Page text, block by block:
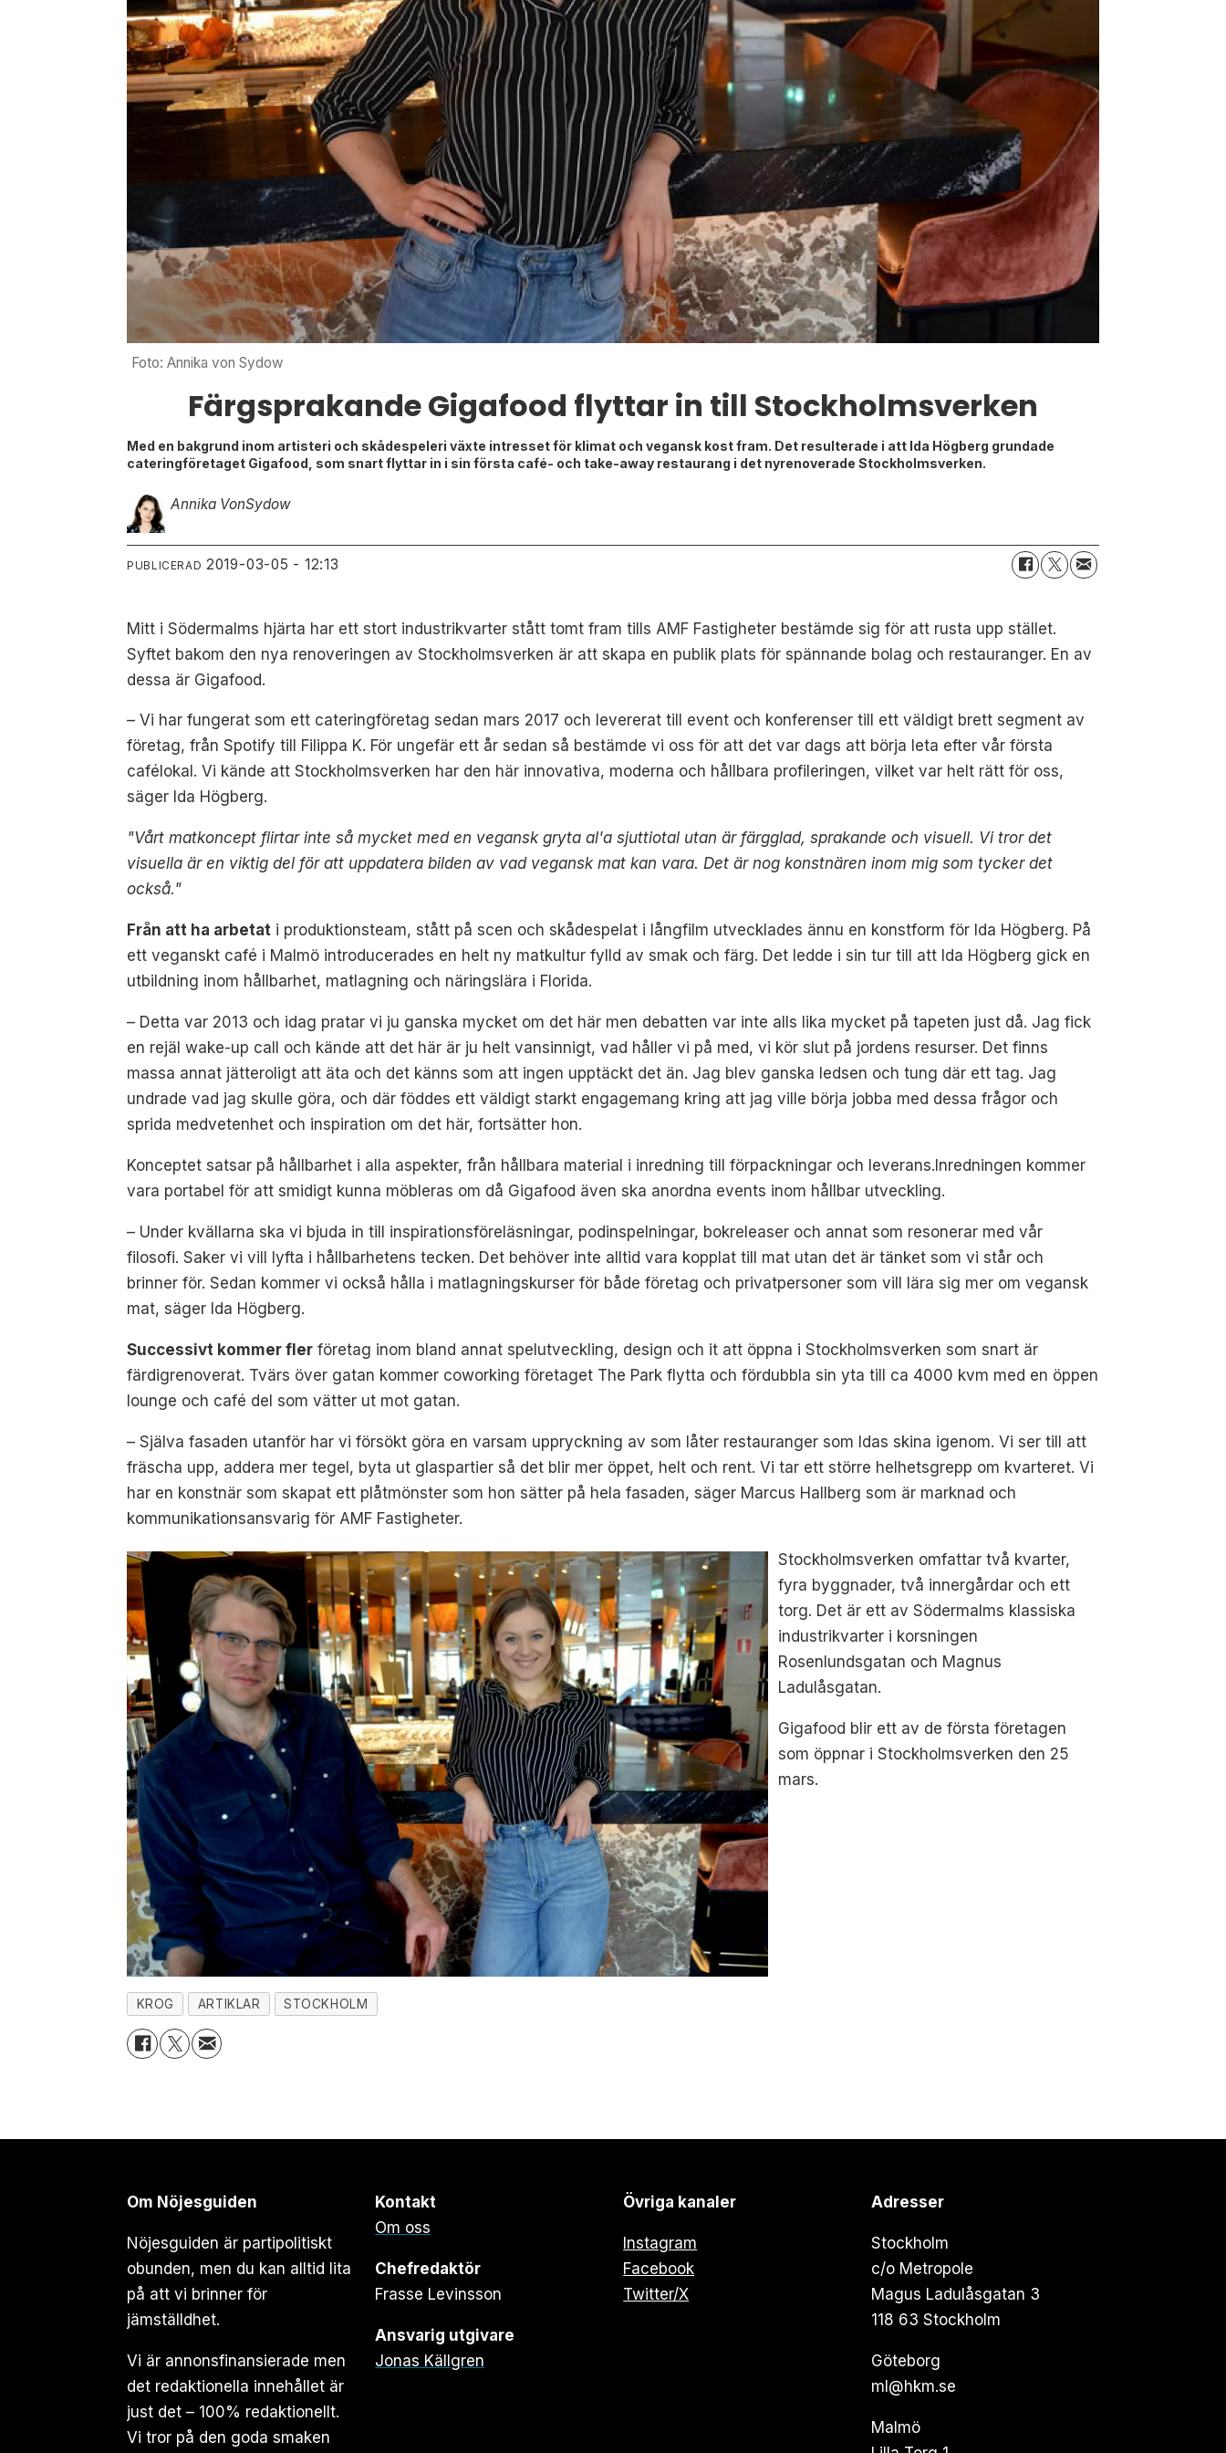
Foto: Annika von Sydow
Färgsprakande Gigafood flyttar in till Stockholmsverken
Med en bakgrund inom artisteri och skådespeleri växte intresset för klimat och vegansk kost fram. Det resulterade i att Ida Högberg grundade
cateringföretaget Gigafood, som snart flyttar in i sin första café- och take-away restaurang i det nyrenoverade Stockholmsverken.
Annika VonSydow
PUBLICERAD 2019-03-05 - 12:13
Mitt i Södermalms hjärta har ett stort industrikvarter stått tomt fram tills AMF Fastigheter bestämde sig för att rusta upp stället.
Syftet bakom den nya renoveringen av Stockholmsverken är att skapa en publik plats för spännande bolag och restauranger. En av
dessa är Gigafood.
– Vi har fungerat som ett cateringföretag sedan mars 2017 och levererat till event och konferenser till ett väldigt brett segment av
företag, från Spotify till Filippa K. För ungefär ett år sedan så bestämde vi oss för att det var dags att börja leta efter vår första
cafélokal. Vi kände att Stockholmsverken har den här innovativa, moderna och hållbara profileringen, vilket var helt rätt för oss,
säger Ida Högberg.
"Vårt matkoncept flirtar inte så mycket med en vegansk gryta al'a sjuttiotal utan är färgglad, sprakande och visuell. Vi tror det
visuella är en viktig del för att uppdatera bilden av vad vegansk mat kan vara. Det är nog konstnären inom mig som tycker det
också."
Från att ha arbetat i produktionsteam, stått på scen och skådespelat i långfilm utvecklades ännu en konstform för Ida Högberg. På
ett veganskt café i Malmö introducerades en helt ny matkultur fylld av smak och färg. Det ledde i sin tur till att Ida Högberg gick en
utbildning inom hållbarhet, matlagning och näringslära i Florida.
– Detta var 2013 och idag pratar vi ju ganska mycket om det här men debatten var inte alls lika mycket på tapeten just då. Jag fick
en rejäl wake-up call och kände att det här är ju helt vansinnigt, vad håller vi på med, vi kör slut på jordens resurser. Det finns
massa annat jätteroligt att äta och det känns som att ingen upptäckt det än. Jag blev ganska ledsen och tung där ett tag. Jag
undrade vad jag skulle göra, och där föddes ett väldigt starkt engagemang kring att jag ville börja jobba med dessa frågor och
sprida medvetenhet och inspiration om det här, fortsätter hon.
Konceptet satsar på hållbarhet i alla aspekter, från hållbara material i inredning till förpackningar och leverans. Inredningen kommer
vara portabel för att smidigt kunna möbleras om då Gigafood även ska anordna events inom hållbar utveckling.
– Under kvällarna ska vi bjuda in till inspirationsföreläsningar, podinspelningar, bokreleaser och annat som resonerar med vår
filosofi. Saker vi vill lyfta i hållbarhetens tecken. Det behöver inte alltid vara kopplat till mat utan det är tänket som vi står och
brinner för. Sedan kommer vi också hålla i matlagningskurser för både företag och privatpersoner som vill lära sig mer om vegansk
mat, säger Ida Högberg.
Successivt kommer fler företag inom bland annat spelutveckling, design och it att öppna i Stockholmsverken som snart är
färdigrenoverat. Tvärs över gatan kommer coworking företaget The Park flytta och fördubbla sin yta till ca 4000 kvm med en öppen
lounge och café del som vätter ut mot gatan.
– Själva fasaden utanför har vi försökt göra en varsam uppryckning av som låter restauranger som Idas skina igenom. Vi ser till att
fräscha upp, addera mer tegel, byta ut glaspartier så det blir mer öppet, helt och rent.Vi tar ett större helhetsgrepp om kvarteret. Vi
har en konstnär som skapat ett plåtmönster som hon sätter på hela fasaden, säger Marcus Hallberg som är marknad och
kommunikationsansvarig för AMF Fastigheter.
Stockholmsverken omfattar två kvarter,
fyra byggnader, två innergårdar och ett
torg. Det är ett av Södermalms klassiska
industrikvarter i korsningen
Rosenlundsgatan och Magnus
Ladulåsgatan.
Gigafood blir ett av de första företagen
som öppnar i Stockholmsverken den 25
mars.
KROG ARTIKLAR STOCKHOLM
Om Nöjesguiden
Nöjesguiden är partipolitiskt
obunden, men du kan alltid lita
på att vi brinner för
jämställdhet.
Vi är annonsfinansierade men
det redaktionella innehållet är
just det – 100% redaktionellt.
Vi tror på den goda smaken
Kontakt
Om oss
Chefredaktör
Frasse Levinsson
Ansvarig utgivare
Jonas Källgren
Övriga kanaler
Instagram
Facebook
Twitter/X
Adresser
Stockholm
c/o Metropole
Magus Ladulåsgatan 3
118 63 Stockholm
Göteborg
ml@hkm.se
Malmö